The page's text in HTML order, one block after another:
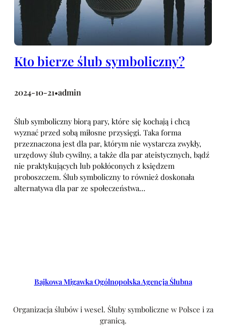
Kto bierze ślub symboliczny?
2024-10-21•admin
Ślub symboliczny biorą pary, które się kochają i chcą
wyznać przed sobą miłosne przysięgi. Taka forma
przeznaczona jest dla par, którym nie wystarcza zwykły,
urzędowy ślub cywilny, a także dla par ateistycznych, bądź
nie praktykujących lub pokłóconych z księdzem
proboszczem. Ślub symboliczny to również doskonała
alternatywa dla par ze społeczeństwa…
Bajkowa Migawka Ogólnopolska Agencja Ślubna
Organizacja ślubów i wesel. Śluby symboliczne w Polsce i za
granicą.